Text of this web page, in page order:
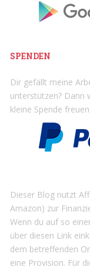
SPENDEN
Dir gefällt meine
unterstützen? Dann
kleine Spende
Dieser Blog nutzt
Amazon) zur
Wenn du auf so
über diesen Link
dem betreffenden
eine Provision. Für